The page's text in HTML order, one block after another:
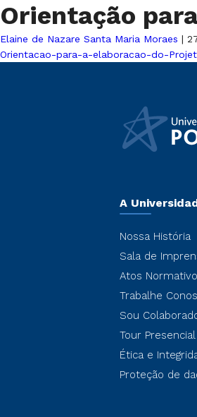
Orientação
Elaine de Nazare Santa Maria Moraes |
Orientacao-para-a-elaboracao-do-
A
Nossa História
Sala de
Atos
Trabalhe
Sou
Tour Presencial
Ética e
Proteção de